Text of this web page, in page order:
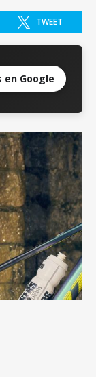
TWEET
en Google